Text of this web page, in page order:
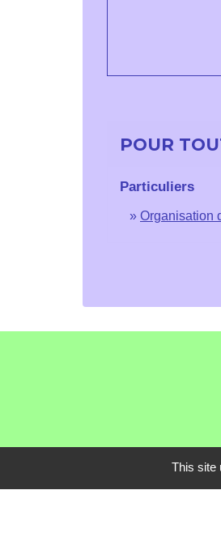
POUR
Particuliers
Organisation
This site